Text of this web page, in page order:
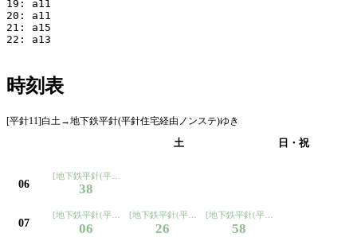
19: a11
20: a11
21: a15
22: a13
時刻表
[平針11]白土→地下鉄平針(平針住宅経由ノンステ)ゆき
土 日・祝
06
[地下鉄平針(平針住宅経由ノンステ)ゆき]
38
07
[地下鉄平針(平針住宅経由ノンステ)ゆき]
06
[地下鉄平針(平針住宅経由ノンステ)ゆき]
26
[地下鉄平針(平針住宅経由ノンステ)
58